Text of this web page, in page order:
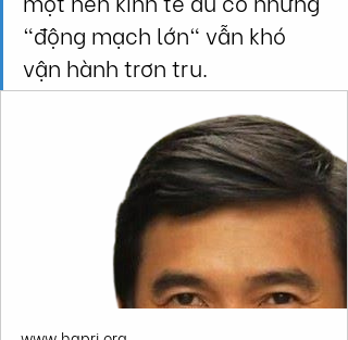
"động mạch lớn" vẫn khó
vận hành trơn tru.